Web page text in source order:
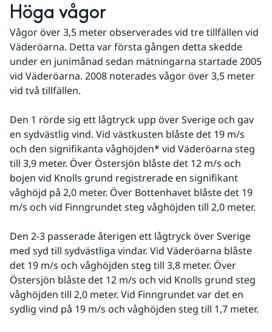
Höga vågor
Vågor över 3,5 meter observerades vid tre tillfällen vid
Väderöarna. Detta var första gången detta skedde
under en junimånad sedan mätningarna startade 2005
vid Väderöarna. 2008 noterades vågor över 3,5 meter
vid två tillfällen.
Den 1 rörde sig ett lågtryck upp över Sverige och gav
en sydvästlig vind. Vid västkusten blåste det 19 m/s
och den signifikanta våghöjden* vid Väderöarna steg
till 3,9 meter. Över Östersjön blåste det 12 m/s och
bojen vid Knolls grund registrerade en signifikant
våghöjd på 2,0 meter. Över Bottenhavet blåste det 19
m/s och vid Finngrundet steg våghöjden till 2,0 meter.
Den 2-3 passerade återigen ett lågtryck över Sverige
med syd till sydvästliga vindar. Vid Väderöarna blåste
det 19 m/s och våghöjden steg till 3,8 meter. Över
Östersjön blåste det 12 m/s och vid Knolls grund steg
våghöjden till 2,0 meter. Vid Finngrundet var det en
sydlig vind på 19 m/s och våghöjden steg till 1,7 meter.